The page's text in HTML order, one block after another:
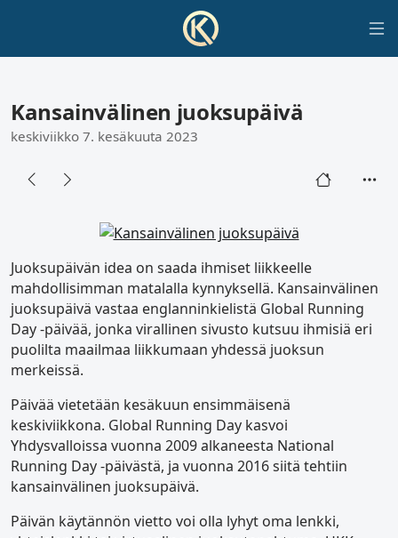
Kansainvälinen juoksupäivä
keskiviikko 7. kesäkuuta 2023
Juoksupäivän idea on saada ihmiset liikkeelle
mahdollisimman matalalla kynnyksellä. Kansainvälinen
juoksupäivä vastaa englanninkielistä Global Running
Day -päivää, jonka virallinen sivusto kutsuu ihmisiä eri
puolilta maailmaa liikkumaan yhdessä juoksun
merkeissä.
Päivää vietetään kesäkuun ensimmäisenä
keskiviikkona. Global Running Day kasvoi
Yhdysvalloissa vuonna 2009 alkaneesta National
Running Day -päivästä, ja vuonna 2016 siitä tehtiin
kansainvälinen juoksupäivä.
Päivän käytännön vietto voi olla lyhyt oma lenkki,